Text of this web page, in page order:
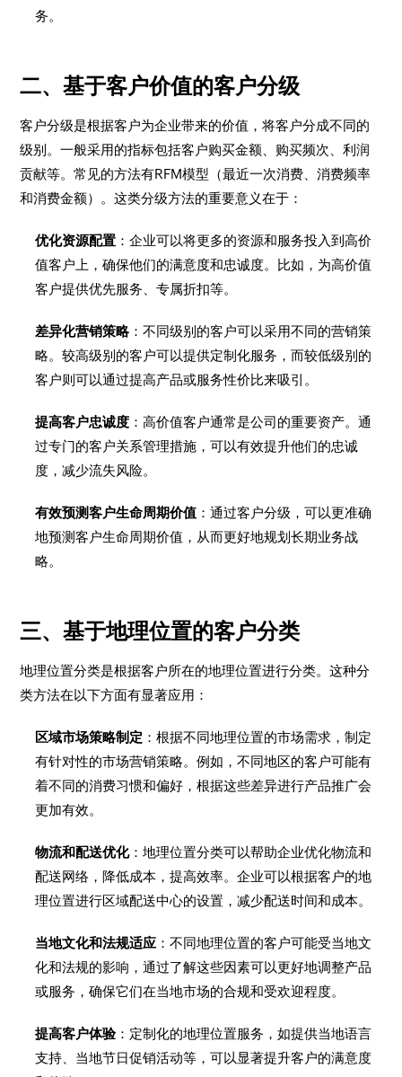
务。
二、基于客户价值的客户分级
客户分级是根据客户为企业带来的价值，将客户分成不同的
级别。一般采用的指标包括客户购买金额、购买频次、利润
贡献等。常见的方法有RFM模型（最近一次消费、消费频率
和消费金额）。这类分级方法的重要意义在于：
优化资源配置 ：企业可以将更多的资源和服务投入到高价
值客户上，确保他们的满意度和忠诚度。比如，为高价值
客户提供优先服务、专属折扣等。
差异化营销策略 ：不同级别的客户可以采用不同的营销策
略。较高级别的客户可以提供定制化服务，而较低级别的
客户则可以通过提高产品或服务性价比来吸引。
提高客户忠诚度 ：高价值客户通常是公司的重要资产。通
过专门的客户关系管理措施，可以有效提升他们的忠诚
度，减少流失风险。
有效预测客户生命周期价值 ：通过客户分级，可以更准确
地预测客户生命周期价值，从而更好地规划长期业务战
略。
三、基于地理位置的客户分类
地理位置分类是根据客户所在的地理位置进行分类。这种分
类方法在以下方面有显著应用：
区域市场策略制定 ：根据不同地理位置的市场需求，制定
有针对性的市场营销策略。例如，不同地区的客户可能有
着不同的消费习惯和偏好，根据这些差异进行产品推广会
更加有效。
物流和配送优化：地理位置分类可以帮助企业优化物流和
配送网络，降低成本，提高效率。企业可以根据客户的地
理位置进行区域配送中心的设置，减少配送时间和成本。
当地文化和法规适应 ：不同地理位置的客户可能受当地文
化和法规的影响，通过了解这些因素可以更好地调整产品
或服务，确保它们在当地市场的合规和受欢迎程度。
提高客户体验：定制化的地理位置服务，如提供当地语言
支持、当地节日促销活动等，可以显著提升客户的满意度